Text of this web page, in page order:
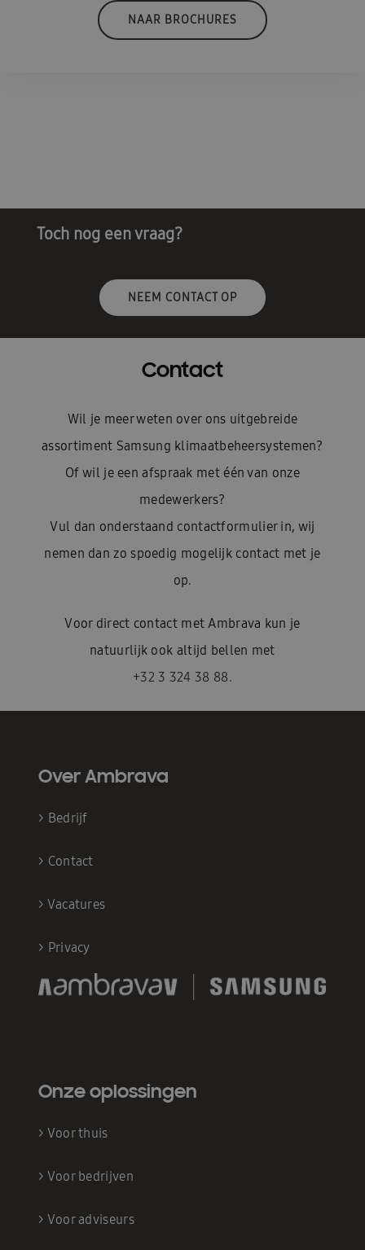
NAAR BROCHURES
Toch nog een vraag?
NEEM CONTACT OP
Contact
Wil je meer weten over ons uitgebreide
assortiment Samsung klimaatbeheersystemen?
Of wil je een afspraak met één van onze
medewerkers?
Vul dan onderstaand contactformulier in, wij
nemen dan zo spoedig mogelijk contact met je
op.
Voor direct contact met Ambrava kun je
natuurlijk ook altijd bellen met
+32 3 324 38 88.
Over Ambrava
> Bedrijf
> Contact
> Vacatures
> Privacy
Onze oplossingen
> Voor thuis
> Voor bedrijven
> Voor adviseurs